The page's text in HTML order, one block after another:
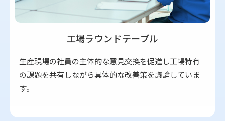
工場ラウンドテーブル
生産現場の社員の主体的な意見交換を促進し工場特有
の課題を共有しながら具体的な改善策を議論していま
す。